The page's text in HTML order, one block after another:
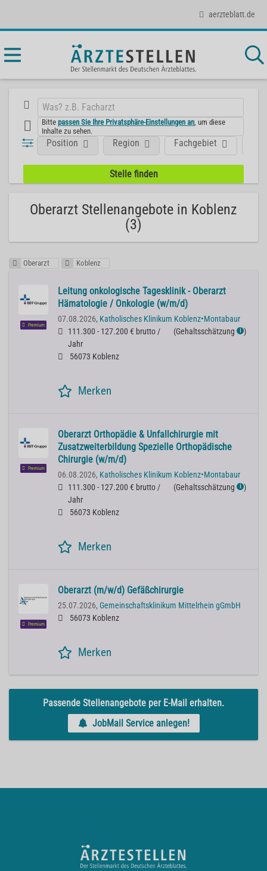
aerzteblatt.de
Bittepassen Sie Ihre Privatsphäre-Einstellungen an , um diese
Inhalte zu sehen.
Position Fachgebiet
Region
Oberarzt Stellenangebote in Koblenz
(3)
Oberarzt Koblenz
Premium
Leitung onkologische Tagesklinik - Oberarzt
Hämatologie / Onkologie (w/m/d)
07.08.2026, Katholisches Klinikum Koblenz•Montabaur
111.300 - 127.200 € brutto /
Jahr
(Gehaltsschätzung ℹ )
56073 Koblenz
Merken
Premium
Oberarzt Orthopädie & Unfallchirurgie mit
Zusatzweiterbildung Spezielle Orthopädische
Chirurgie (w/m/d)
06.08.2026, Katholisches Klinikum Koblenz•Montabaur
111.300 - 127.200 € brutto /
Jahr
(Gehaltsschätzung ℹ )
56073 Koblenz
Merken
Premium
Oberarzt (m/w/d) Gefäßchirurgie
25.07.2026, Gemeinschaftsklinikum Mittelrhein gGmbH
56073 Koblenz
Merken
Passende Stellenangebote per E-Mail erhalten.
JobMail Service anlegen!